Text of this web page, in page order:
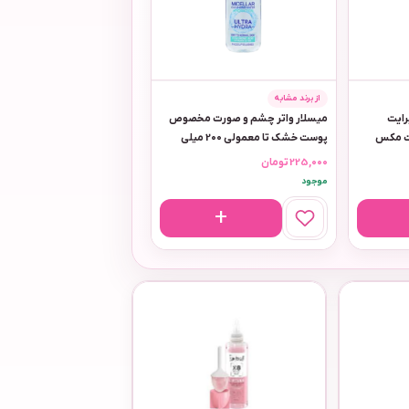
برایت
مکس
از برند مشابه
میسلار واتر چشم و صورت مخصوص
پوست خشک تا معمولی 200 میلی
دافی
225,000تومان
موجود